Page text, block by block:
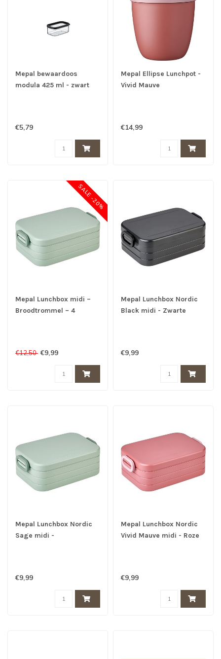
Mepal bewaardoos
modula 425 ml - zwart
€5,79
Mepal Ellipse Lunchpot -
Vivid Mauve
€14,99
SALE -20%
Mepal Lunchbox midi –
Broodtrommel – 4
€12,50 €9,99
Mepal Lunchbox Nordic
Black midi - Zwarte
€9,99
Mepal Lunchbox Nordic
Sage midi -
€9,99
Mepal Lunchbox Nordic
Vivid Mauve midi - Roze
€9,99